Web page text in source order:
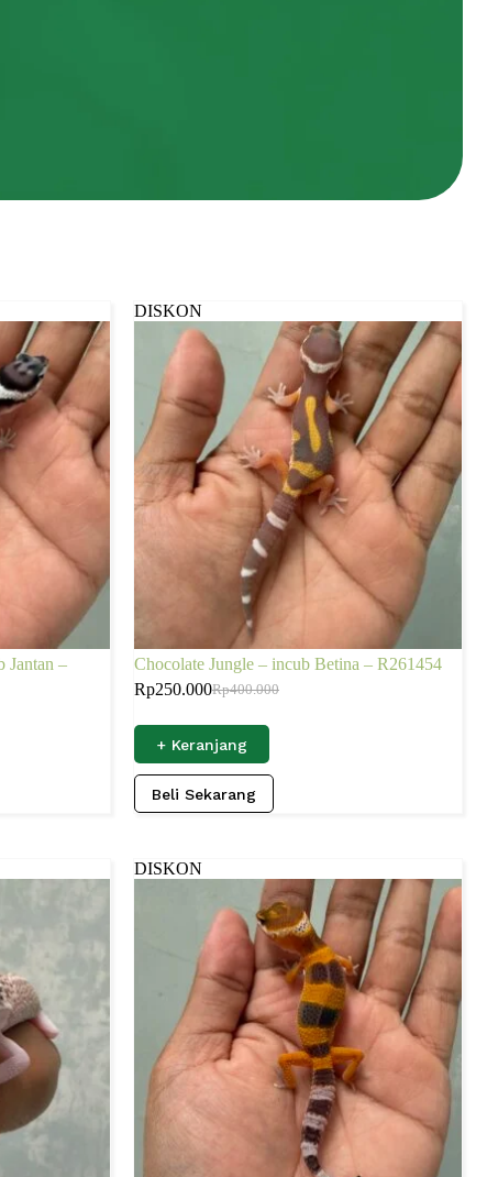
Jantan –
DISKON
Chocolate Jungle – incub Betina – R261454
Rp400.000
Rp250.000
+ Keranjang
Beli Sekarang
DISKON